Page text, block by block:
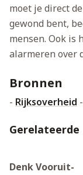
moet je direct
gewond bent,
mensen. Ook is
alarmeren over
Bronnen
- Rijksoverheid -
Denk Vooruit-